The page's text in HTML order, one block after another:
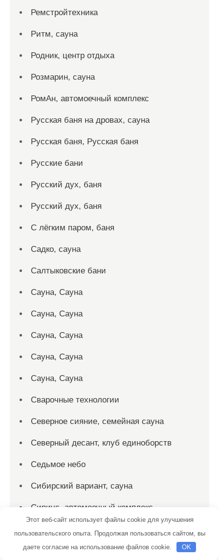
Ремстройтехника
Ритм, сауна
Родник, центр отдыха
Розмарин, сауна
РомАн, автомоечный комплекс
Русская баня на дровах, сауна
Русская баня, Русская баня
Русские бани
Русский дух, баня
Русский дух, баня
С лёгким паром, баня
Садко, сауна
Салтыковские бани
Сауна, Сауна
Сауна, Сауна
Сауна, Сауна
Сауна, Сауна
Сауна, Сауна
Сварочные технологии
Северное сияние, семейная сауна
Северный десант, клуб единоборств
Седьмое небо
Сибирский вариант, сауна
Сириус, автомоечный комплекс
Скиф, автомойка
Скиф, автомойка
Этот веб-сайт использует файлы cookie для улучшения
пользовательского опыта. Продолжая пользоваться сайтом, вы
даете согласие на использование файлов cookie.
OK